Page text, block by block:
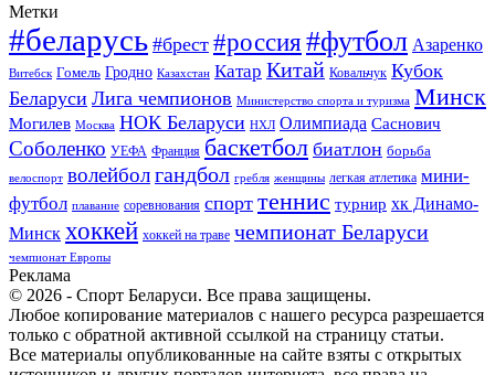
Метки
#беларусь #брест #россия#футбол Азаренко
Витебск Гомель Гродно Казахстан Катар Китай Ковальчук Кубок
Беларуси Лига чемпионов Министерство спорта и туризма Минск
Могилев Москва НОК Беларуси НХЛ Олимпиада Саснович
Соболенко УЕФА Франция баскетбол биатлон борьба
велоспорт волейболгандбол гребля женщины легкая атлетика мини-
футбол плавание соревнования спорт теннис турнир хк Динамо-
Минск хоккей хоккей на траве чемпионат Беларуси
чемпионат Европы
Реклама
© 2026 - Спорт Беларуси. Все права защищены.
Любое копирование материалов с нашего ресурса разрешается
только с обратной активной ссылкой на страницу статьи.
Все материалы опубликованные на сайте взяты с открытых